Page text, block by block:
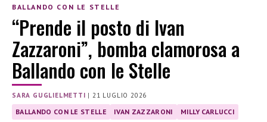
BALLANDO CON LE STELLE
“Prende il posto di Ivan
Zazzaroni”, bomba clamorosa a
Ballando con le Stelle
SARA GUGLIELMETTI |21 LUGLIO 2026
BALLANDO CON LE STELLE IVAN ZAZZARONI MILLY CARLUCCI